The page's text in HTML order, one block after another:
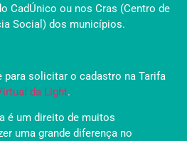
CadÚnico ou nos Cras (Centro de
Social) dos municípios.
para solicitar o cadastro na Tarifa
da Light.
é um direito de muitos
uma grande diferença no